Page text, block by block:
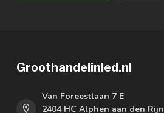
Groothandelinled.nl
Van Foreestlaan 7 E
2404 HC Alphen aan den Rijn